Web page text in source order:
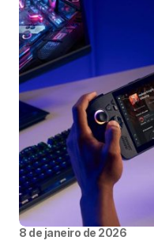
8 de janeiro de 2026